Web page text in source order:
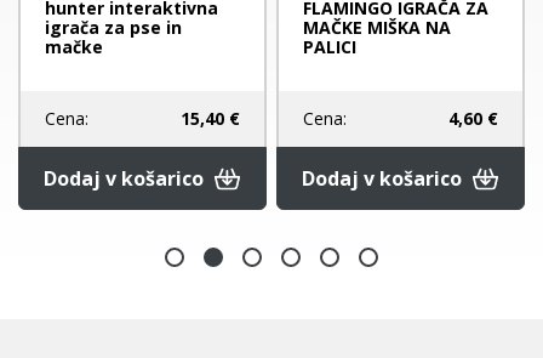
hunter interaktivna
igrača za pse in
mačke
Cena: 15,40 €
Dodaj v košarico
FLAMINGO IGRAČA ZA
MAČKE MIŠKA NA
PALICI
Cena: 4,60 €
Dodaj v košarico